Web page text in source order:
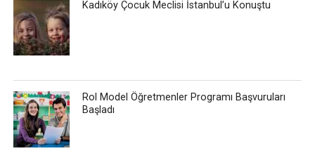
Kadıköy Çocuk Meclisi İstanbul’u Konuştu
Rol Model Öğretmenler Programı Başvuruları
Başladı